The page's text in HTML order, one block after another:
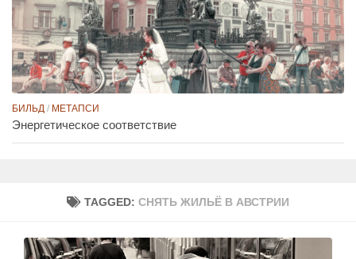
TAGGED:СНЯТЬ ЖИЛЬЁ В АВСТРИИ
БИЛЬД / МЕТАПСИ
Энергетическое соответствие